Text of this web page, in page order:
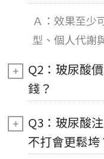
Ａ： 效果至少
型、個人代謝
Q2：玻尿酸
錢？
Q3：玻尿酸
不打會更鬆垮